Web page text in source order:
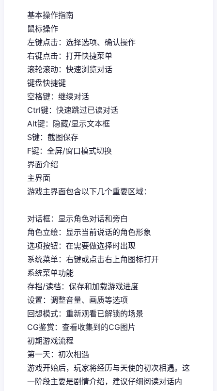
基本操作指南
鼠标操作
左键点击：选择选项、确认操作
右键点击：打开快捷菜单
滚轮滚动：快速浏览对话
键盘快捷键
空格键：继续对话
Ctrl键：快速跳过已读对话
Alt键：隐藏/显示文本框
S键：截图保存
F键：全屏/窗口模式切换
界面介绍
主界面
游戏主界面包含以下几个重要区域：
对话框：显示角色对话和旁白
角色立绘：显示当前说话的角色形象
选项按钮：在需要做选择时出现
系统菜单：右键或点击右上角图标打开
系统菜单功能
存档/读档：保存和加载游戏进度
设置：调整音量、画质等选项
回想模式：重新观看已解锁的场景
CG鉴赏：查看收集到的CG图片
初期游戏流程
第一天：初次相遇
游戏开始后，玩家将经历与天使的初次相遇。这
一阶段主要是剧情介绍，建议仔细阅读对话内